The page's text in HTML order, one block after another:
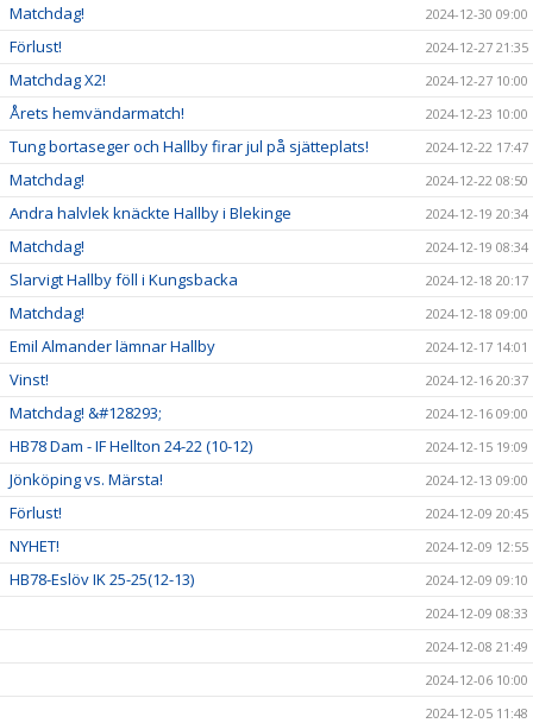
Matchdag! 2024-12-30 09:00
Förlust! 2024-12-27 21:35
Matchdag X2! 2024-12-27 10:00
Årets hemvändarmatch! 2024-12-23 10:00
Tung bortaseger och Hallby firar jul på sjätteplats! 2024-12-22 17:47
Matchdag! 2024-12-22 08:50
Andra halvlek knäckte Hallby i Blekinge 2024-12-19 20:34
Matchdag! 2024-12-19 08:34
Slarvigt Hallby föll i Kungsbacka 2024-12-18 20:17
Matchdag! 2024-12-18 09:00
Emil Almander lämnar Hallby 2024-12-17 14:01
Vinst! 2024-12-16 20:37
Matchdag! &#128293; 2024-12-16 09:00
HB78 Dam - IF Hellton 24-22 (10-12) 2024-12-15 19:09
Jönköping vs. Märsta! 2024-12-13 09:00
Förlust! 2024-12-09 20:45
NYHET! 2024-12-09 12:55
HB78-Eslöv IK 25-25(12-13)
2024-12-09 09:10
2024-12-09 08:33
2024-12-08 21:49
2024-12-06 10:00
2024-12-05 11:48